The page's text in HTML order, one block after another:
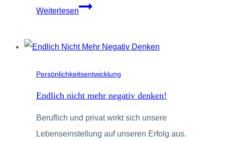
WeiterlesenProkrastination
Persönlichkeitsentwicklung
Endlich nicht mehr negativ denken!
Beruflich und privat wirkt sich unsere
Lebenseinstellung auf unseren Erfolg aus.